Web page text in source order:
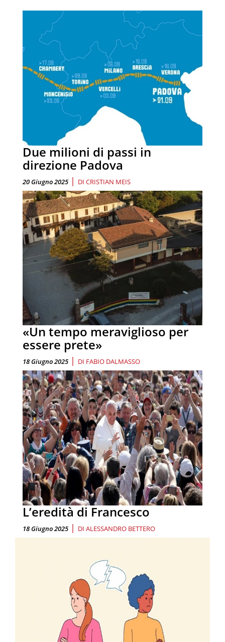
Due milioni di passi in
direzione Padova
20 Giugno 2025 | DI CRISTIAN MEIS
«Un tempo meraviglioso per
essere prete»
18 Giugno 2025 | DI FABIO DALMASSO
L’eredità di Francesco
18 Giugno 2025 | DI ALESSANDRO BETTERO